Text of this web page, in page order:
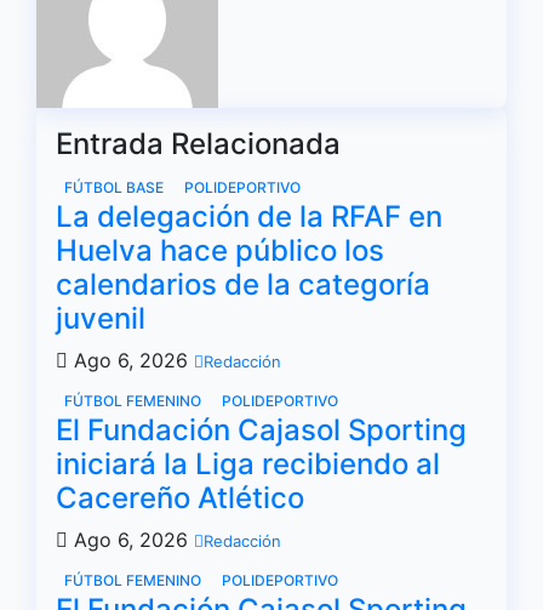
Entrada Relacionada
FÚTBOL BASE POLIDEPORTIVO
La delegación de la RFAF en
Huelva hace público los
calendarios de la categoría
juvenil
Ago 6, 2026 Redacción
FÚTBOL FEMENINO POLIDEPORTIVO
El Fundación Cajasol Sporting
iniciará la Liga recibiendo al
Cacereño Atlético
Ago 6, 2026 Redacción
FÚTBOL FEMENINO POLIDEPORTIVO